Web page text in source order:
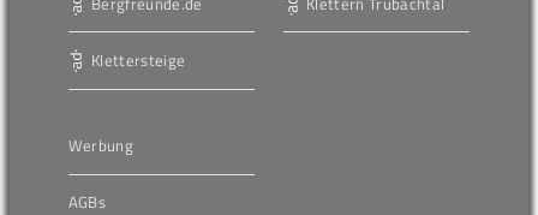
Klettersteige
Werbung
AGBs